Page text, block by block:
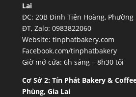
Lai
ĐC: 20B Đinh Tiên Hoàng, Phường
ĐT, Zalo: 0983822060
Website: tinphatbakery.com
Facebook.com/tinphatbakery
Giờ mở cửa: 6h sáng – 8h30 tối
Cơ Sở 2: Tín Phát Bakery &
Phùng, Gia Lai